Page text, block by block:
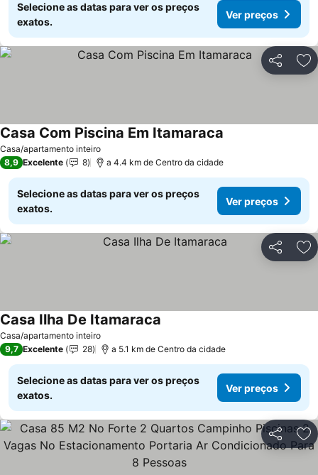
Selecione as datas para ver os preços
exatos.
Ver preços
Partilhar
Casa/apartamento inteiro
Casa Com Piscina Em Itamaraca
8,9 Excelente 8 a 4.4 km de Centro da cidade
Selecione as datas para ver os preços
exatos.
Ver preços
Partilhar
Casa/apartamento inteiro
Casa Ilha De Itamaraca
9,7 Excelente 28 a 5.1 km de Centro da cidade
Selecione as datas para ver os preços
exatos.
Ver preços
Partilhar